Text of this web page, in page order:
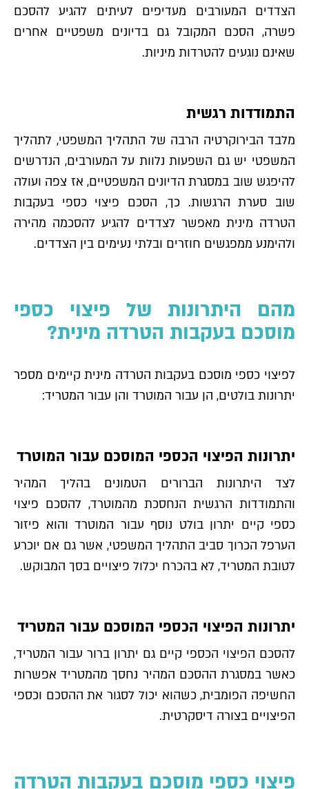
הצדדים המעורבים מעדיפים לעיתים להגיע להסכם
פשרה, הסכם המקובל גם בדיונים משפטיים אחרים
שאינם נוגעים להטרדות מיניות.
התמודדות רגשית
מלבד הבירוקרטיה הרבה של התהליך המשפטי, לתהליך
המשפטי יש גם השפעות נלוות על המעורבים, הנדרשים
להיפגש שוב במסגרת הדיונים המשפטיים, אז צפה ועולה
שוב סערת הרגשות. כך, הסכם פיצוי כספי בעקבות
הטרדה מינית מאפשר לצדדים להגיע להסכמה מהירה
ולהימנע ממפגשים חוזרים ובלתי נעימים בין הצדדים.
מהם היתרונות של פיצוי כספי
מוסכם בעקבות הטרדה מינית?
לפיצוי כספי מוסכם בעקבות הטרדה מינית קיימים מספר
יתרונות בולטים, הן עבור המוטרד והן עבור המטריד:
יתרונות הפיצוי הכספי המוסכם עבור המוטרד
לצד היתרונות הברורים הטמונים בהליך המהיר
והתמודדות הרגשית הנחסכת מהמוטרד, להסכם פיצוי
כספי קיים יתרון בולט נוסף עבור המוטרד והוא פיזור
הערפל הכרוך סביב התהליך המשפטי, אשר גם אם יוכרע
לטובת המטריד, לא בהכרח יכלול פיצויים בסך המבוקש.
יתרונות הפיצוי הכספי המוסכם עבור המטריד
להסכם הפיצוי הכספי קיים גם יתרון ברור עבור המטריד,
כאשר במסגרת ההסכם המהיר נחסך מהמטריד אפשרות
החשיפה הפומבית, כשהוא יכול לסגור את ההסכם וכספי
הפיצויים בצורה דיסקרטית.
פיצוי כספי מוסכם בעקבות הטרדה